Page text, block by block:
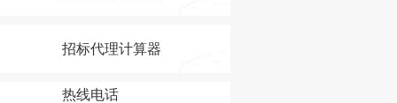
招标代理计算器
热线电话